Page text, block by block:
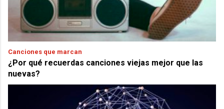
Canciones que marcan
¿Por qué recuerdas canciones viejas mejor que las
nuevas?